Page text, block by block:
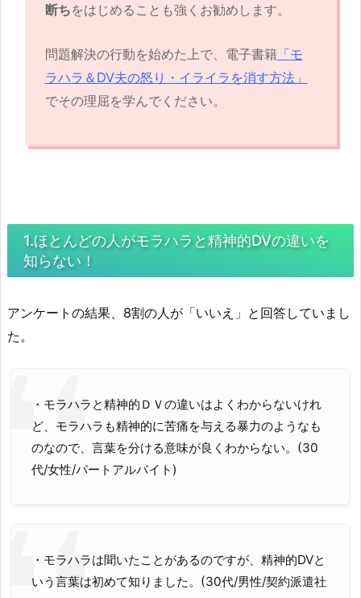
断ちをはじめることも強くお勧めします。
問題解決の行動を始めた上で、電子書籍「モ
ラハラ＆DV夫の怒り・イライラを消す方法」
でその理屈を学んでください。
1.ほとんどの人がモラハラと精神的DVの違いを
知らない！
アンケートの結果、8割の人が「いいえ」と回答していまし
た。
・モラハラと精神的ＤＶの違いはよくわからないけれ
ど、モラハラも精神的に苦痛を与える暴力のようなも
のなので、言葉を分ける意味が良くわからない。(30
代/女性/パートアルバイト)
・モラハラは聞いたことがあるのですが、精神的DVと
いう言葉は初めて知りました。(30代/男性/契約派遣社